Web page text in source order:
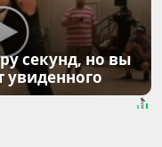
секунд, но вы
увиденного